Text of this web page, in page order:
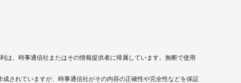
は、時事通信社またはその情報提供者に帰属しています。無断で使用
されていますが、時事通信社がその内容の正確性や完全性などを保証